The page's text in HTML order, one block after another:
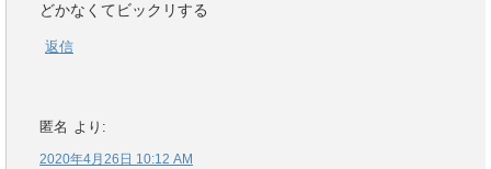
どかなくてビックリする
返信
匿名 より:
2020年4月26日 10:12 AM